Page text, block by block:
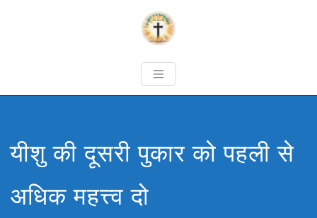
यीशु की दूसरी पुकार को पहली से
अधिक महत्त्व दो